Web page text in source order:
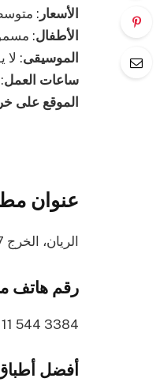
الأسعار :
الأطفال:
الموسيقى: لا
ساعات العمل:
الموقع على
عنوان
الريان، الخرج 16277، المملكة العربية السعودية
رقم هاتف
أفضل